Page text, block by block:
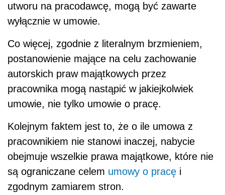
utworu na pracodawcę, mogą być zawarte
wyłącznie w umowie.
Co więcej, zgodnie z literalnym brzmieniem,
postanowienie mające na celu zachowanie
autorskich praw majątkowych przez
pracownika mogą nastąpić w jakiejkolwiek
umowie, nie tylko umowie o pracę.
Kolejnym faktem jest to, że o ile umowa z
pracownikiem nie stanowi inaczej, nabycie
obejmuje wszelkie prawa majątkowe, które nie
są ograniczane celem umowy o pracę i
zgodnym zamiarem stron.